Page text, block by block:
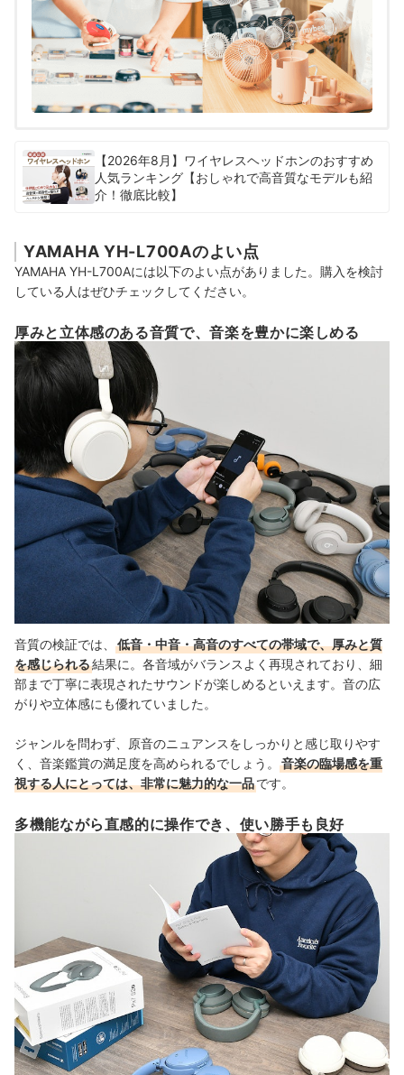
【2026年8月】ワイヤレスヘッドホンのおすすめ
人気ランキング【おしゃれで高音質なモデルも紹
介！徹底比較】
YAMAHA YH-L700Aのよい点
YAMAHA YH-L700Aには以下のよい点がありました。購入を検討
している人はぜひチェックしてください。
厚みと立体感のある音質で、音楽を豊かに楽しめる
音質の検証では、
低音・中音・高音のすべての帯域で、厚みと質
を感じられる結果に。各音域がバランスよく再現されており、細
部まで丁寧に表現されたサウンドが楽しめるといえます。音の広
がりや立体感にも優れていました。
ジャンルを問わず、原音のニュアンスをしっかりと感じ取りやす
く、音楽鑑賞の満足度を高められるでしょう。
音楽の臨場感を重
視する人にとっては、非常に魅力的な一品です。
多機能ながら直感的に操作でき、使い勝手も良好